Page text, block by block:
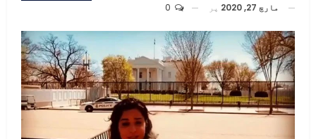
مارچ 27, 2020
پر